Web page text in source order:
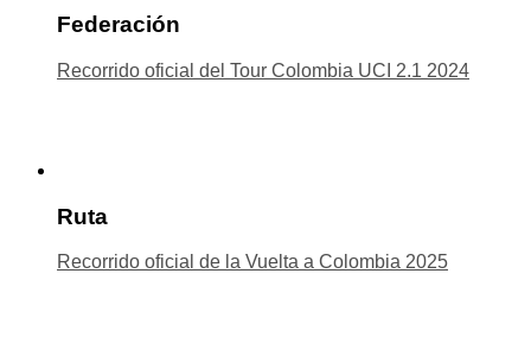
Federación
Recorrido oficial del Tour Colombia UCI 2.1 2024
Ruta
Recorrido oficial de la Vuelta a Colombia 2025